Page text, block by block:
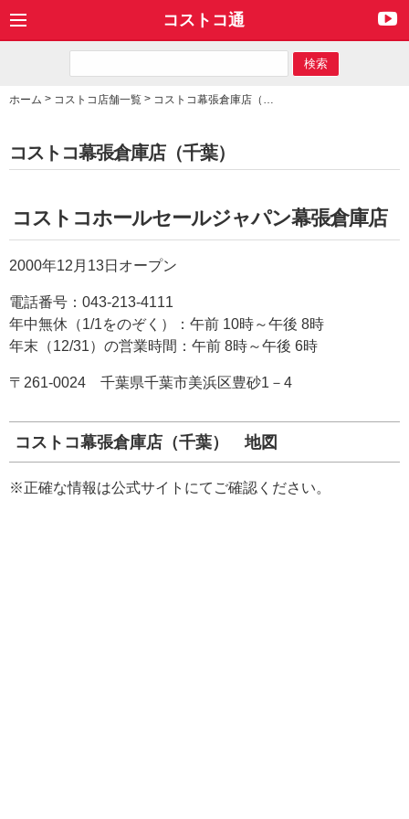
コストコ通
ホーム > コストコ店舗一覧 > コストコ幕張倉庫店（千葉）
コストコ幕張倉庫店（千葉）
コストコホールセールジャパン幕張倉庫店
2000年12月13日オープン
電話番号：043-213-4111
年中無休（1/1をのぞく）：午前 10時～午後 8時
年末（12/31）の営業時間：午前 8時～午後 6時
〒261-0024 千葉県千葉市美浜区豊砂1－4
コストコ幕張倉庫店（千葉） 地図
※正確な情報は公式サイトにてご確認ください。